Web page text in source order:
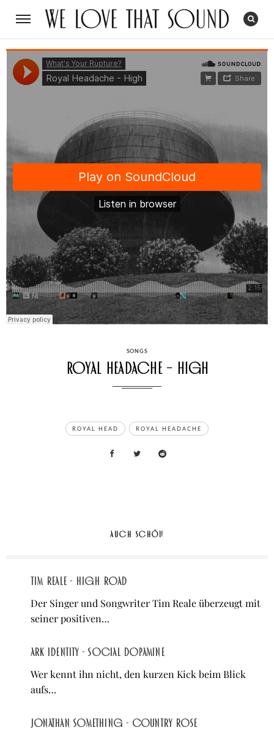
CATEGORIES
SONGS
Royal Headache – High
ROYAL HEAD ROYAL HEADACHE
AUCH SCHÖN
Tim Reale - High Road
Der Singer und Songwriter Tim Reale überzeugt mit
seiner positiven…
ARK IDENTITY - Social Dopamine
Wer kennt ihn nicht, den kurzen Kick beim Blick
aufs…
Jonathan Something - Country Rose